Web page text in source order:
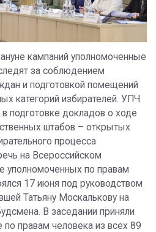
кампаний уполномоченные
за соблюдением
и подготовкой помещений
категорий избирателей. УПЧ
в подготовке докладов о ходе
штабов – открытых
процесса
на Всероссийском
уполномоченных по правам
17 июня под руководством
Татьяну Москалькову на
В заседании приняли
правам человека из всех 89